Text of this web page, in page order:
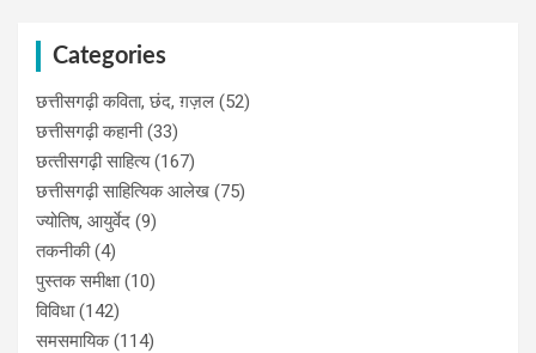
Categories
छत्तीसगढ़ी कविता, छंद, ग़ज़ल (52)
छत्तीसगढ़ी कहानी(33)
छत्‍तीसगढ़ी साहित्‍य(167)
छत्तीसगढ़ी साहित्यिक आलेख (75)
ज्योतिष, आयुर्वेद (9)
तकनीकी(4)
पुस्‍तक समीक्षा(10)
विविधा(142)
समसमायिक(114)